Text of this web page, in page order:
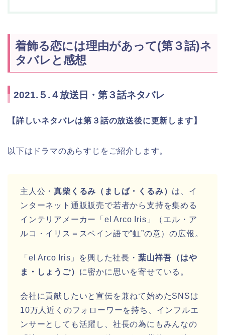
着飾る恋には理由があって(第３話)ネ
タバレと感想
2021.５.４放送日・第３話ネタバレ
【詳しいネタバレは第３話の放送後に更新します】
以下はドラマのあらすじをご紹介します。
主人公・真柴くるみ（ましば・くるみ） は、イ
ンターネット通販販売で若者から支持を集める
インテリアメーカー「el Arco Iris」（エル・ア
ルコ・イリス＝スペイン語で“虹”の意）の広報。
「el Arco Iris」を興した社長・ 葉山祥吾（はや
ま・しょうご） に密かに思いを寄せている。
会社に貢献したいと宣伝を兼ねて始めたSNSは
10万人近くのフォローワーを持ち、インフルエ
ンサーとしても活躍し、社長の為にもみんなの